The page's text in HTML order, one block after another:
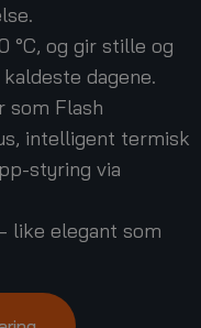
°C, og gir stille og
dagene.
som Flash
intelligent termisk
styring via
like elegant som